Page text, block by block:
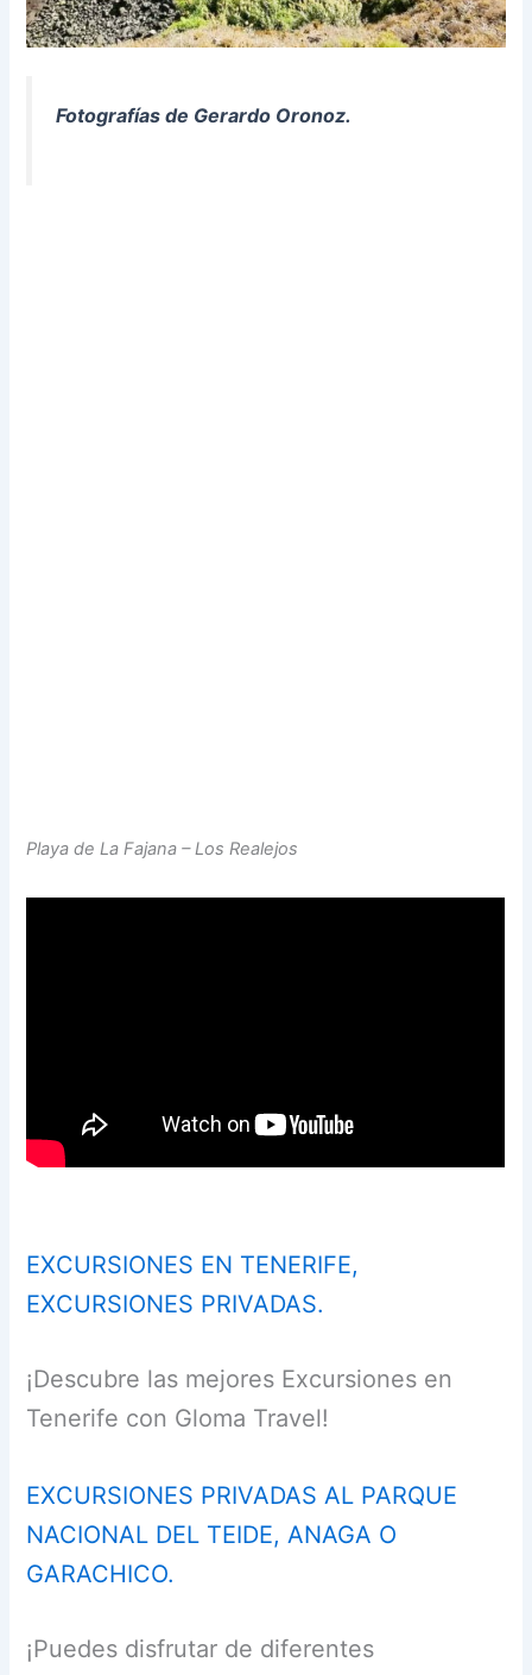
Fotografías de Gerardo Oronoz.
Playa de La Fajana – Los Realejos
EXCURSIONES EN TENERIFE,
EXCURSIONES PRIVADAS.
¡Descubre las mejores Excursiones en
Tenerife con Gloma Travel!
EXCURSIONES PRIVADAS AL PARQUE
NACIONAL DEL TEIDE, ANAGA O
GARACHICO.
¡Puedes disfrutar de diferentes